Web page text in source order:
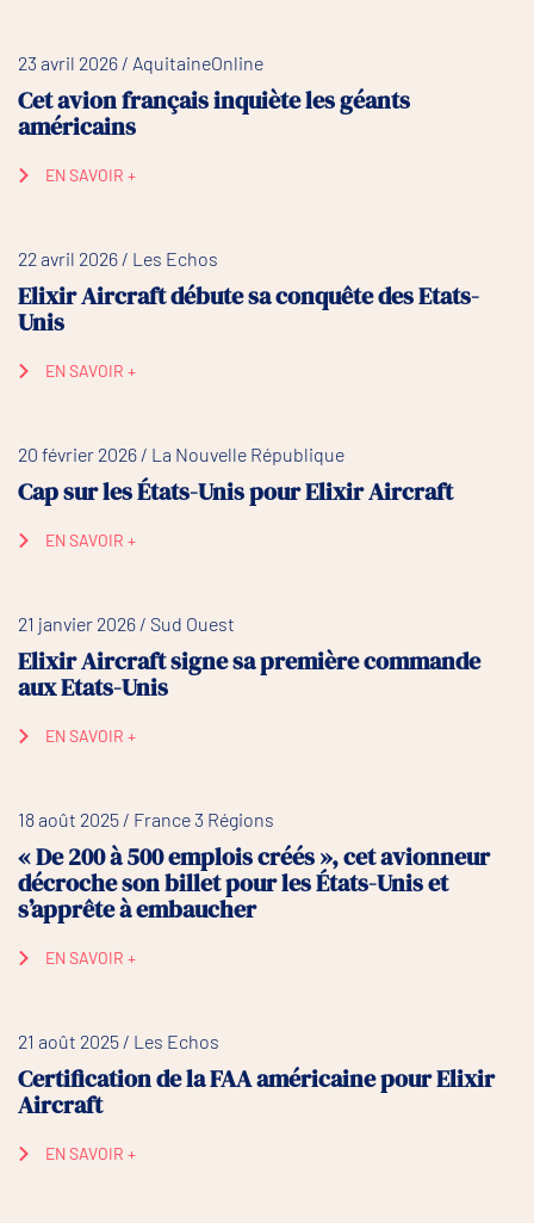
23 avril 2026 / AquitaineOnline
Cet avion français inquiète les géants
américains
EN SAVOIR +
22 avril 2026 / Les Echos
Elixir Aircraft débute sa conquête des Etats-
Unis
EN SAVOIR +
20 février 2026 / La Nouvelle République
Cap sur les États-Unis pour Elixir Aircraft
EN SAVOIR +
21 janvier 2026 / Sud Ouest
Elixir Aircraft signe sa première commande
aux Etats-Unis
EN SAVOIR +
18 août 2025 / France 3 Régions
« De 200 à 500 emplois créés », cet avionneur
décroche son billet pour les États-Unis et
s’apprête à embaucher
EN SAVOIR +
21 août 2025 / Les Echos
Certification de la FAA américaine pour Elixir
Aircraft
EN SAVOIR +